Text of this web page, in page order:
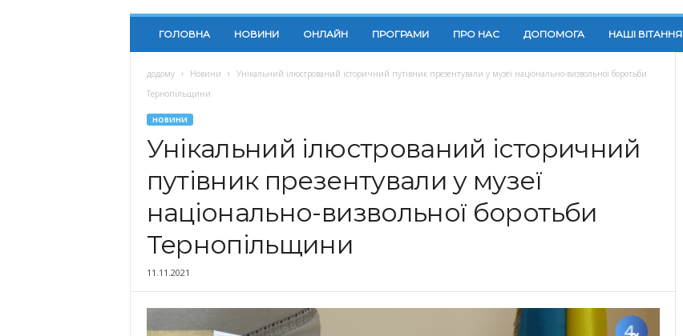
ГОЛОВНА НОВИНИ ОНЛАЙН ПРОГРАМИ ПРО НАС ДОПОМОГА НАШІ ВІТАННЯ
додому Новини
Унікальний ілюстрований історичний путівник презентували у музеї національно-визвольної боротьби
Тернопільщини
НОВИНИ
Унікальний ілюстрований історичний
путівник презентували у музеї
національно-визвольної боротьби
Тернопільщини
11.11.2021